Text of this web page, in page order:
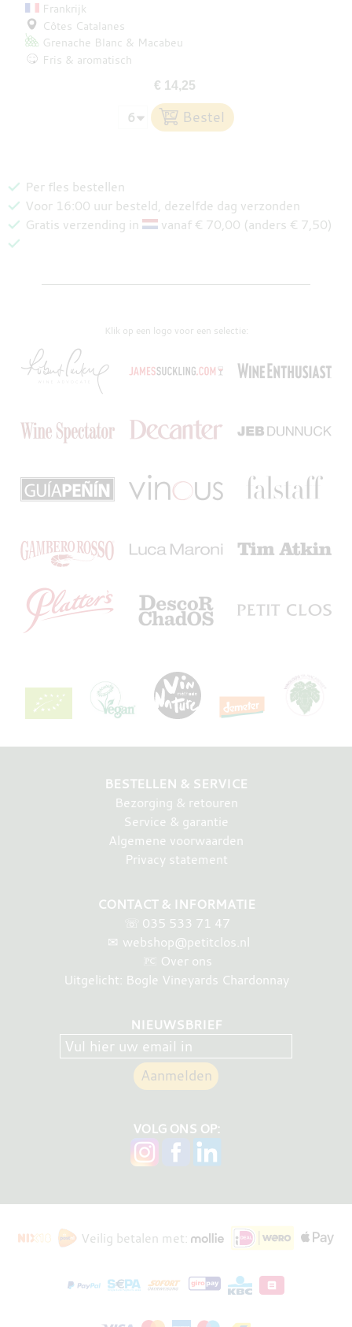
Frankrijk
Côtes Catalanes
Grenache Blanc
Macabeu
Fris & aromatisch
€ 14,25
Per fles bestellen
Voor 16:00 uur besteld, dezelfde dag verzonden
Gratis verzending in
vanaf € 70,00 (anders € 7,50)
Klik op een logo voor een selectie:
BESTELLEN & SERVICE
Bezorging & retouren
Service & garantie
Algemene voorwaarden
Privacy statement
CONTACT & INFORMATIE
☏ 035 533 71 47
✉ webshop@petitclos.nl
Over ons
Uitgelicht: Bogle Vineyards Chardonnay
NIEUWSBRIEF
VOLG ONS OP:
Veilig betalen met: